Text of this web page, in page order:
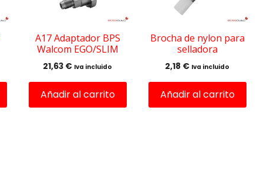
A17 Adaptador BPS
Walcom EGO/SLIM
21,63 € Iva incluido
Añadir al carrito
Brocha de nylon para
selladora
2,18 € Iva incluido
Añadir al carrito